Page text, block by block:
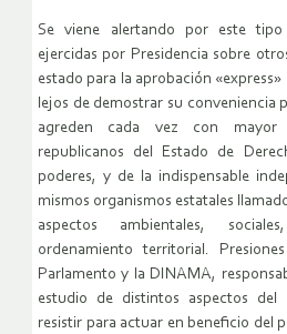
Se viene alertando por este tipo
ejercidas por Presidencia sobre
estado para la aprobación
lejos de demostrar su conveniencia
agreden cada vez con mayor
republicanos del Estado de
poderes, y de la indispensable
mismos organismos estatales
aspectos ambientales,
ordenamiento territorial.
Parlamento y la DINAMA,
estudio de distintos aspectos del
resistir para actuar en beneficio del